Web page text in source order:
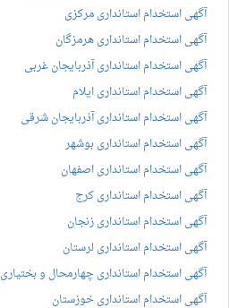
آگهی استخدام استانداری مرکزی
آگهی استخدام استانداری هرمزگان
آگهی استخدام استانداری آذربایجان غربی
آگهی استخدام استانداری ایلام
آگهی استخدام استانداری آذربایجان شرقی
آگهی استخدام استانداری بوشهر
آگهی استخدام استانداری اصفهان
آگهی استخدام استانداری کرج
آگهی استخدام استانداری زنجان
آگهی استخدام استانداری لرستان
آگهی استخدام استانداری چهارمحال و بختیاری
آگهی استخدام استانداری خوزستان